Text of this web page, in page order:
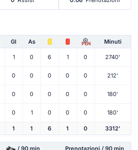
Gl As PEN Minuti
1 0 6 1 0 2740'
0 0 0 0 0 212'
0 0 0 0 0 180'
0 1 0 0 0 180'
1 1 6 1 0 3312'
/ 90 min Prenotazioni / 90 min